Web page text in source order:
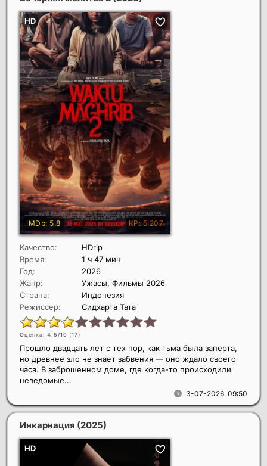
Качество:
HDrip
Время:
1 ч 47 мин
Год:
2026
Жанр:
Ужасы, Фильмы 2026
Страна:
Индонезия
Режиссер:
Сидхарта Тата
Оценка: 4.5/10 (17)
3-07-2026, 09:50
Прошло двадцать лет с тех пор, как тьма была заперта,
но древнее зло не знает забвения — оно ждало своего
часа. В заброшенном доме, где когда-то происходили
неведомые...
Инкарнация (2025)